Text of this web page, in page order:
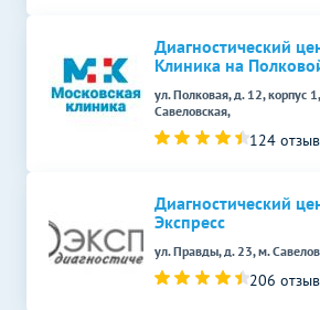
Диагностический
Клиника на
ул. Полковая, д. 12, корпус
Савеловская,
124
Диагностический
Экспресс
ул. Правды, д. 23, м.
206